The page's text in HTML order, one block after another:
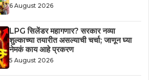
6 August 2026
LPG सिलेंडर महागणार? सरकार नव्या
शुल्काच्या तयारीत असल्याची चर्चा; जाणून घ्या
नेमकं काय आहे प्रकरण
5 August 2026